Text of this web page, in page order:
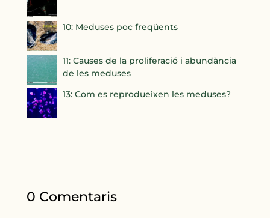
10: Meduses poc freqüents
11: Causes de la proliferació i abundància
de les meduses
13: Com es reprodueixen les meduses?
0 Comentaris